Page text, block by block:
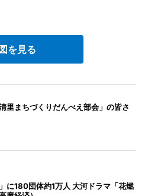
を見る
里まちづくりだんべえ部会」の皆さ
に180団体約1万人 大河ドラマ「花燃